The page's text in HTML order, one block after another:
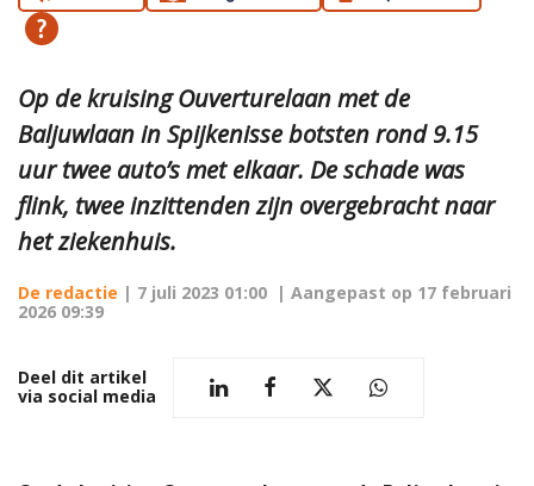
Op de kruising Ouverturelaan met de
Baljuwlaan in Spijkenisse botsten rond 9.15
uur twee auto’s met elkaar. De schade was
flink, twee inzittenden zijn overgebracht naar
het ziekenhuis.
De redactie | 7 juli 2023 01:00 | Aangepast op 17 februari
2026 09:39
Deel dit artikel
via social media